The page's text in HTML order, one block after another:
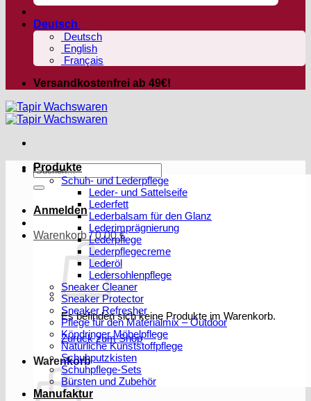
Deutsch
Deutsch
English
Français
Versandkostenfrei ab 49€!
Suchen
nach:
Anmelden
Warenkorb /0,00€
Es befinden sich keine Produkte im Warenkorb.
Zurück zum Shop
Warenkorb
Produkte
Schuh- und Lederpflege
Leder- und Sattelseife
Lederfett
Lederbalsam für den Glanz
Lederimprägnierung
Lederpflege
Lederpflegecreme
Lederöl
Ledersohlenpflege
Sneaker Cleaner
Sneaker Protector
Sneaker Refresher
Pflege für den Materialmix – Outdoor
Köndringer Möbelpflege
Natürliche Kunststoffpflege
Schuhputzkisten
Schuhpflege-Sets
Bürsten und Zubehör
Manufaktur